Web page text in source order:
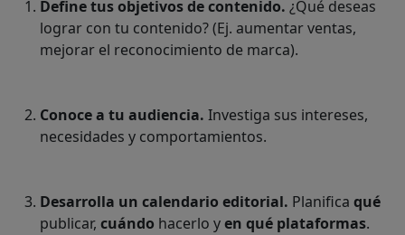
Define tus objetivos de contenido. ¿Qué deseas
lograr con tu contenido? (Ej. aumentar ventas,
mejorar el reconocimiento de marca).
Conoce a tu audiencia. Investiga sus intereses,
necesidades y comportamientos.
Desarrolla un calendario editorial. Planifica qué
publicar, cuándo hacerlo yen qué plataformas.